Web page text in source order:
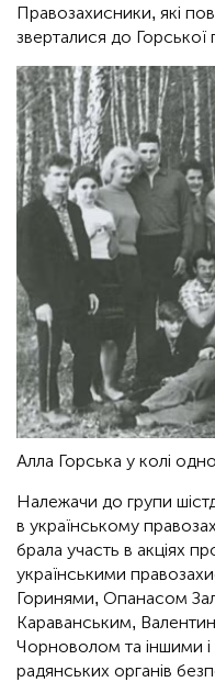
Правозахисники, які
зверталися до
Алла Горська у колі
Належачи до групи
в українському
брала участь в акціях
українськими
Горинями, Опанасом
Караванським,
Чорноволом та іншими і
радянських органів